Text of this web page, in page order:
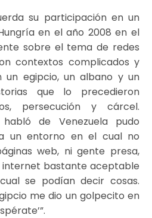
su participación en un
en el año 2008 en el
sobre el tema de redes
contextos complicados y
egipcio, un albano y un
que lo precedieron
persecución y cárcel.
de Venezuela pudo
un entorno en el cual no
web, ni gente presa,
internet bastante aceptable
se podían decir cosas.
me dio un golpecito en